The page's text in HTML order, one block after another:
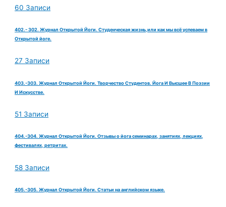
60 Записи
402.- 302. Журнал Открытой Йоги. Студенческая жизнь,или как мы всё успеваем в
Открытой йоге.
27 Записи
403.-303. Журнал Открытой Йоги. Творчество Студентов. Йога И Высшее В Поэзии
И Искусстве.
51 Записи
404.-304. Журнал Открытой Йоги. Отзывы о йога семинарах, занятиях, лекциях,
фестивалях, ретритах.
58 Записи
405.-305. Журнал Открытой Йоги. Статьи на английском языке.